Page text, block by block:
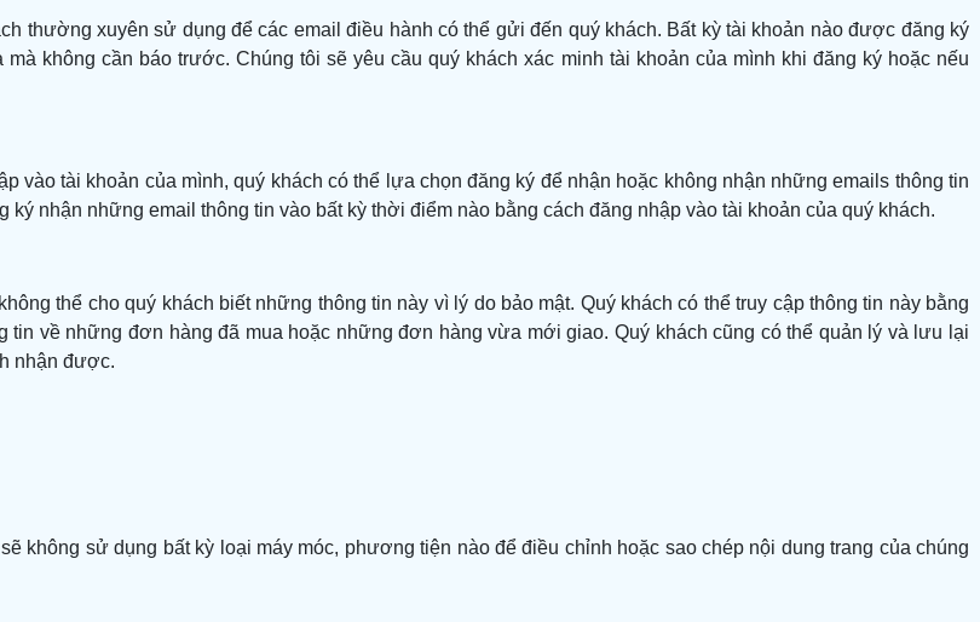
thường xuyên sử dụng để các email điều hành có thể gửi đến quý khách. Bất kỳ tài khoản nào được đăng ký
không cần báo trước. Chúng tôi sẽ yêu cầu quý khách xác minh tài khoản của mình khi đăng ký hoặc nếu
vào tài khoản của mình, quý khách có thể lựa chọn đăng ký để nhận hoặc không nhận những emails thông tin
ký nhận những email thông tin vào bất kỳ thời điểm nào bằng cách đăng nhập vào tài khoản của quý khách.
thể cho quý khách biết những thông tin này vì lý do bảo mật. Quý khách có thể truy cập thông tin này bằng
tin về những đơn hàng đã mua hoặc những đơn hàng vừa mới giao. Quý khách cũng có thể quản lý và lưu lại
nhận được.
không sử dụng bất kỳ loại máy móc, phương tiện nào để điều chỉnh hoặc sao chép nội dung trang của chúng